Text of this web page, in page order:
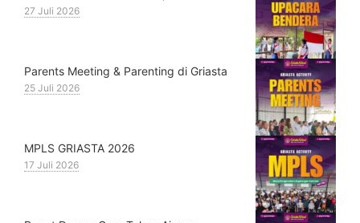
27 Juli 2026
Parents Meeting & Parenting di Griasta
25 Juli 2026
MPLS GRIASTA 2026
17 Juli 2026